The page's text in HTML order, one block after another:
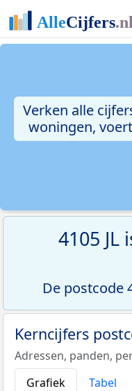
Verken alle
woningen,
4105 JL
De postcode
Kerncijfers
Adressen, panden,
Grafiek
Tabel